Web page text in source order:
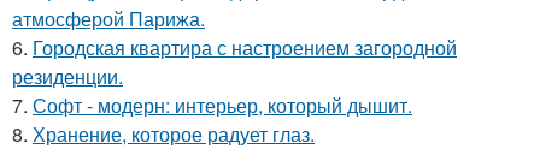
атмосферой Парижа.
6. Городская квартира с настроением загородной
резиденции.
7. Софт - модерн: интерьер, который дышит.
8. Хранение, которое радует глаз.